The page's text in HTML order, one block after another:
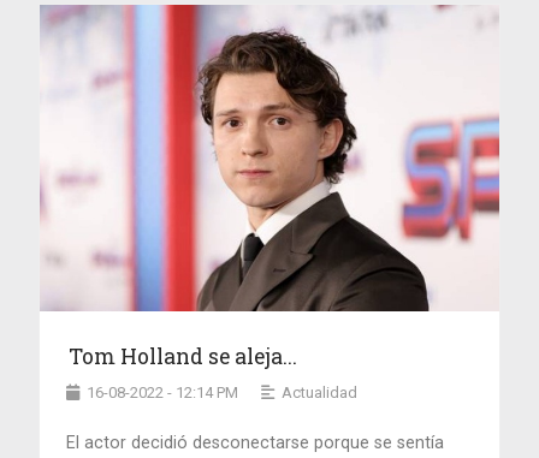
Tom Holland se aleja...
16-08-2022 - 12:14 PM Actualidad
El actor decidió desconectarse porque se sentía